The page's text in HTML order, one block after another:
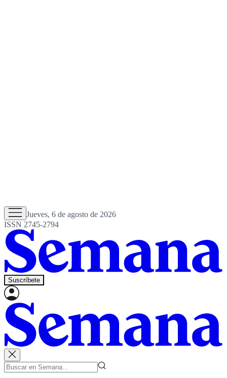
Jueves, 6 de agosto de 2026
ISSN 2745-2794
Suscríbete